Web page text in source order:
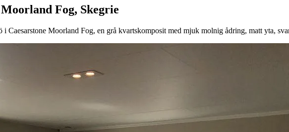
Fog, Skegrie
Caesarstone Moorland Fog, en grå kvartskomposit med mjuk molnig ådring, matt yta,